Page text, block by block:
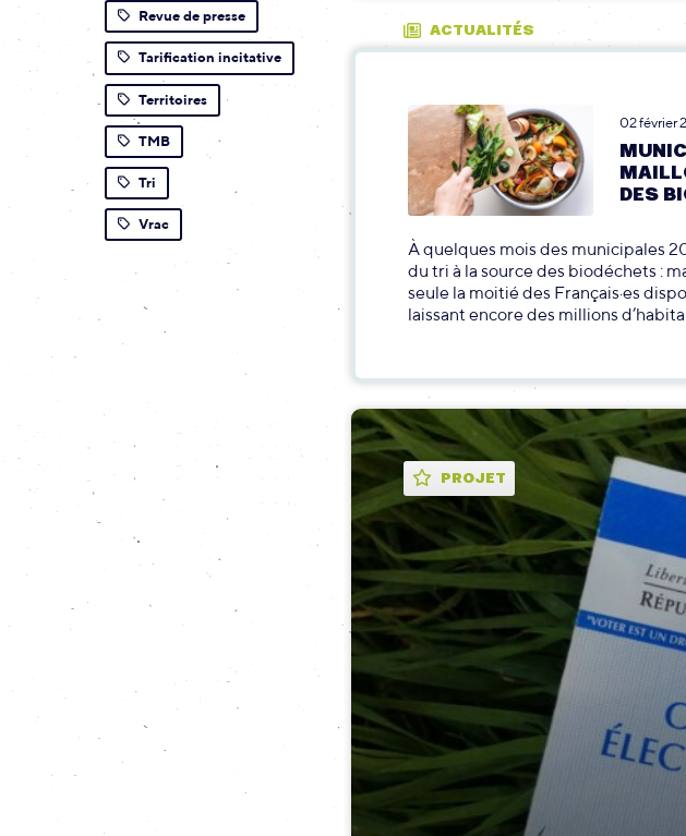
Revue de presse
Tarification incitative
Territoires
TMB
Tri
Vrac
ACTUALITÉS
02 février
DES
À quelques mois des municipales
du tri à la source des biodéchets :
seule la moitié des Français·es
laissant encore des millions
PROJET